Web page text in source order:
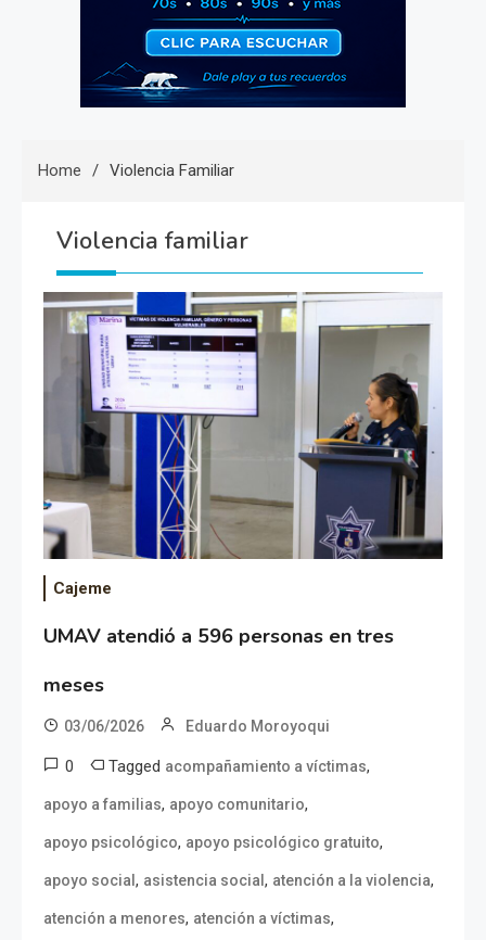
Home Violencia Familiar
Violencia familiar
Cajeme
UMAV atendió a 596 personas en tres
meses
03/06/2026 Eduardo Moroyoqui
0 Tagged acompañamiento a víctimas,
apoyo a familias, apoyo comunitario,
apoyo psicológico, apoyo psicológico gratuito,
apoyo social, asistencia social, atención a la violencia,
atención a menores, atención a víctimas,